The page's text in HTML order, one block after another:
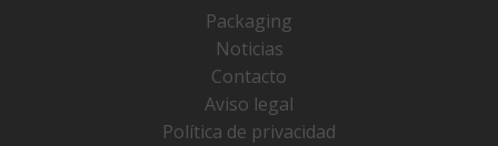
Packaging
Noticias
Contacto
Aviso legal
Política de privacidad